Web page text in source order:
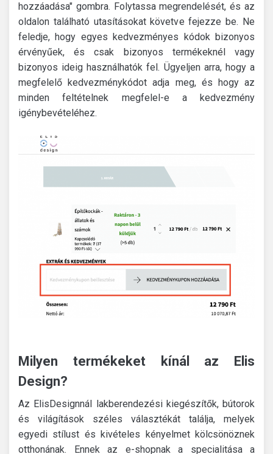
hozzáadása" gombra. Folytassa megrendelését, és az
oldalon található utasításokat követve fejezze be. Ne
feledje, hogy egyes kedvezményes kódok bizonyos
érvényűek, és csak bizonyos termékeknél vagy
bizonyos ideig használhatók fel. Ügyeljen arra, hogy a
megfelelő kedvezménykódot adja meg, és hogy az
minden feltételnek megfelel-e a kedvezmény
igénybevételéhez.
Milyen termékeket kínál az Elis
Design?
Az ElisDesignnál lakberendezési kiegészítők, bútorok
és világítások széles választékát találja, melyek
egyedi stílust és kivételes kényelmet kölcsönöznek
otthonának.
Ennek az e-shopnak a specialitása a